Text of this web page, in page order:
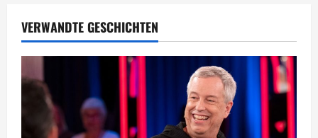
s
n
v
VERWANDTE GESCHICHTEN